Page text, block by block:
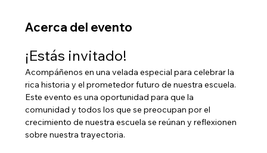
Acerca del evento
¡Estás invitado!
Acompáñenos en una velada especial para celebrar la
rica historia y el prometedor futuro de nuestra escuela.
Este evento es una oportunidad para que la
comunidad y todos los que se preocupan por el
crecimiento de nuestra escuela se reúnan y reflexionen
sobre nuestra trayectoria.